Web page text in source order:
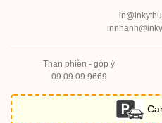
Than phiền - góp ý
09 09 09 9669